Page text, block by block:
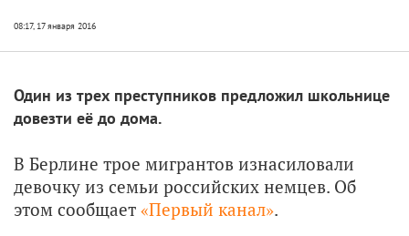
Один из трех преступников предложил школьнице
довезти её до дома.
В Берлине трое мигрантов изнасиловали
девочку из семьи российских немцев. Об
этом сообщает «Первый канал».